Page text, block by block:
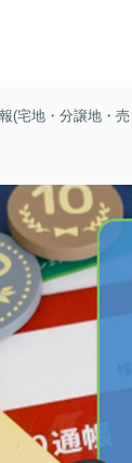
(宅地・分譲地・